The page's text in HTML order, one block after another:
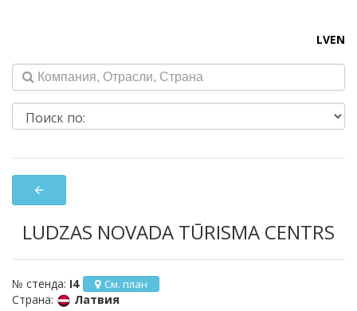
LVEN
arrow_back
LUDZAS NOVADA TŪRISMA CENTRS
№ стенда: I4 См. план
Страна: Латвия